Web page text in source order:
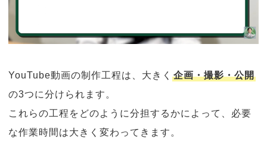
YouTube動画の制作工程は、大きく企画・撮影・公開
の3つに分けられます。
これらの工程をどのように分担するかによって、必要
な作業時間は大きく変わってきます。